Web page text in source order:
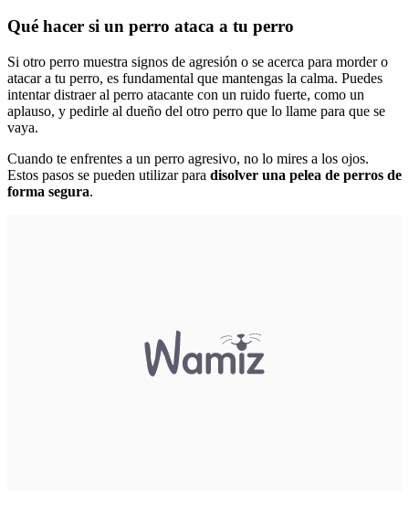
Qué hacer si un perro ataca a tu perro
Si otro perro muestra signos de agresión o se acerca para morder o
atacar a tu perro, es fundamental que mantengas la calma. Puedes
intentar distraer al perro atacante con un ruido fuerte, como un
aplauso, y pedirle al dueño del otro perro que lo llame para que se
vaya.
Cuando te enfrentes a un perro agresivo, no lo mires a los ojos.
Estos pasos se pueden utilizar para disolver una pelea de perros de
forma segura.